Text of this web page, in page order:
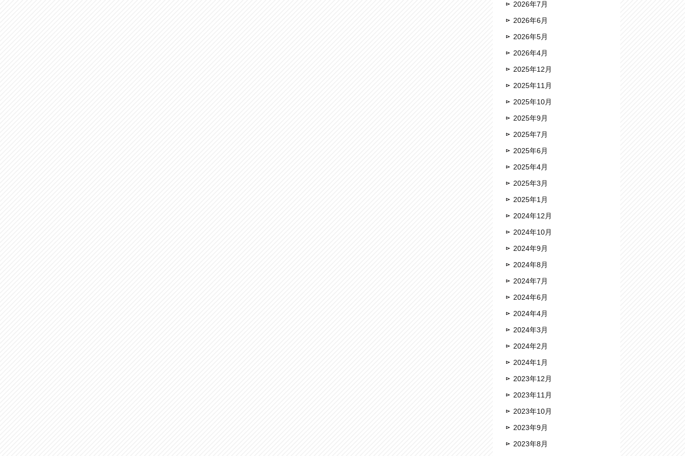
2026年7月
2026年6月
2026年5月
2026年4月
2025年12月
2025年11月
2025年10月
2025年9月
2025年7月
2025年6月
2025年4月
2025年3月
2025年1月
2024年12月
2024年10月
2024年9月
2024年8月
2024年7月
2024年6月
2024年4月
2024年3月
2024年2月
2024年1月
2023年12月
2023年11月
2023年10月
2023年9月
2023年8月